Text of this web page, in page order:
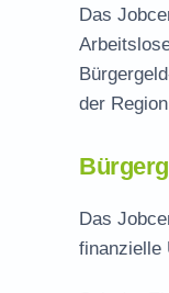
Das
der
Das
finanzielle